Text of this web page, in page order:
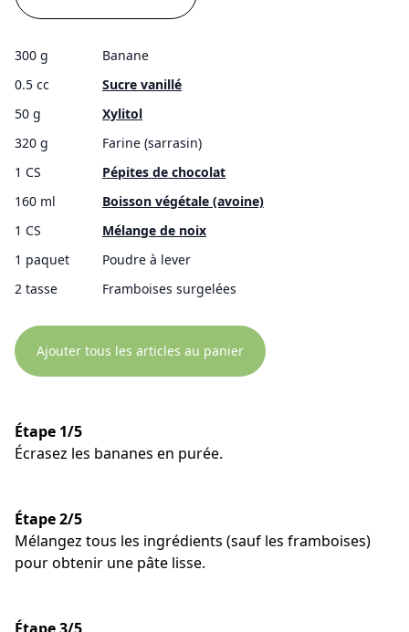
300 g
Banane
0.5 cc
Sucre vanillé
50 g
Xylitol
320 g
Farine (sarrasin)
1 CS
Pépites de chocolat
160 ml
Boisson végétale (avoine)
1 CS
Mélange de noix
1 paquet
Poudre à lever
2 tasse
Framboises surgelées
Ajouter tous les articles au panier
Étape 1/5
Écrasez les bananes en purée.
Étape 2/5
Mélangez tous les ingrédients (sauf les framboises)
pour obtenir une pâte lisse.